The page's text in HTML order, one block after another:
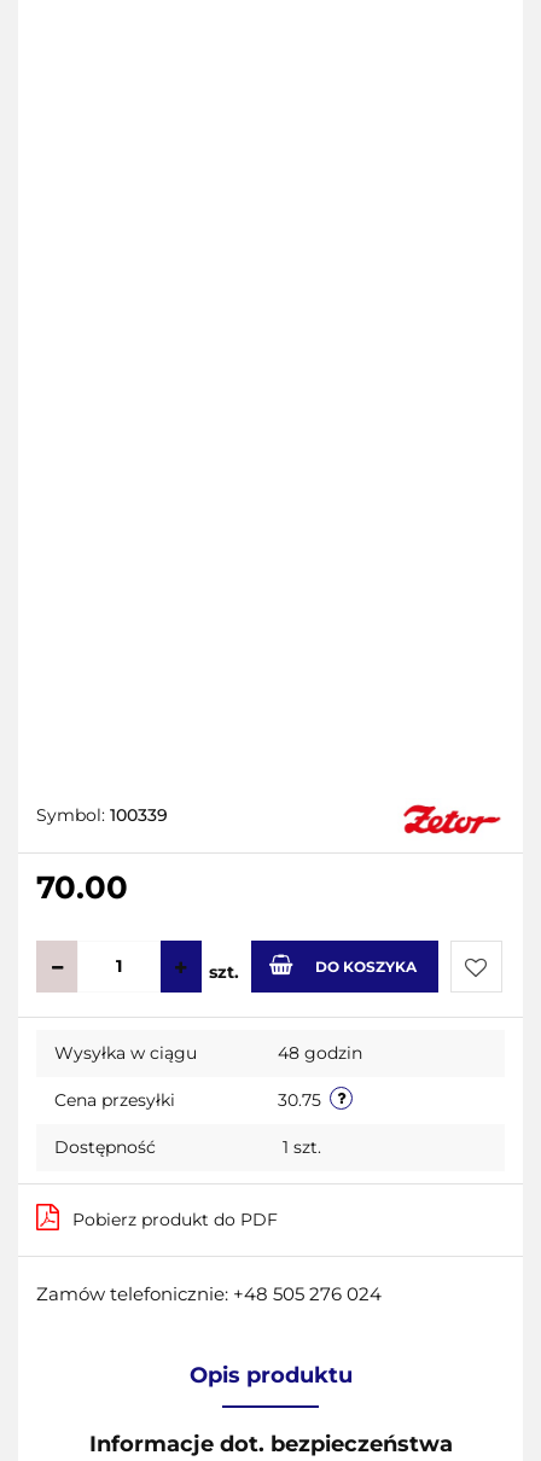
Symbol: 100339
70.00
szt. DO KOSZYKA
Do
Wysyłka w ciągu 48 godzin
Cena przesyłki 30.75
Dostępność 1 szt.
Pobierz produkt do PDF
Zamów telefonicznie: +48 505 276 024
Opis produktu
Informacje dot. bezpieczeństwa